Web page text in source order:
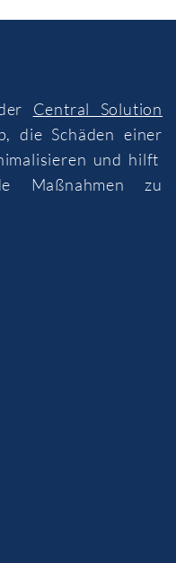
Central Solution
die Schäden einer
und hilft
Maßnahmen zu